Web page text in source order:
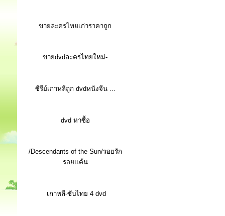
ขายละครไทยเก่าราคาถูก
ขายdvdละครไทยใหม่-
ซีรีย์เกาหลีถูก dvdหนังจีน ...
dvd หาซื้อ
/Descendants of the Sun/รอยรัก
รอยแค้น
เกาหลี-ซับไทย 4 dvd